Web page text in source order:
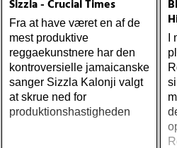
Sizzla - Crucial Times
Fra at have været en af de
mest produktive
reggaekunstnere har den
kontroversielle jamaicanske
sanger Sizzla Kalonji valgt
at skrue ned for
produktionshastigheden